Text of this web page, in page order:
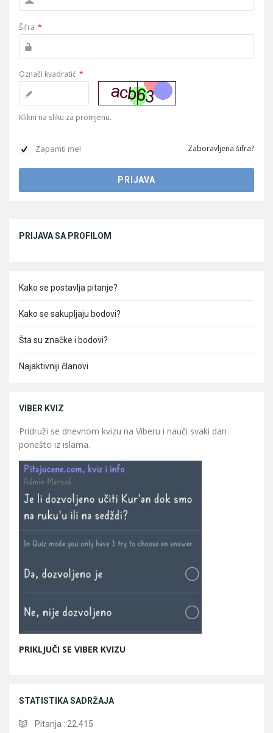
Šifra *
Označi kvadratić *
Klikni na sliku za promjenu.
Zapamti me! Zaboravljena šifra?
PRIJAVA SA PROFILOM
Kako se postavlja pitanje?
Kako se sakupljaju bodovi?
Šta su značke i bodovi?
Najaktivniji članovi
VIBER KVIZ
Pridruži se dnevnom kvizu na Viberu i nauči svaki dan
ponešto iz islama.
PRIKLJUČI SE VIBER KVIZU
STATISTIKA SADRŽAJA
Pitanja : 22.415